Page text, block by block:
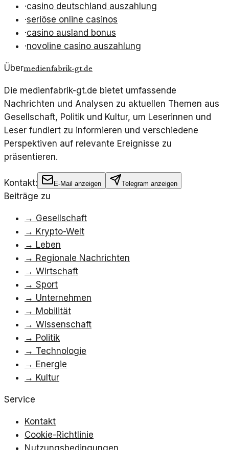
·casino deutschland auszahlung
·seriöse online casinos
·casino ausland bonus
·novoline casino auszahlung
Übermedienfabrik-gt.de
Die medienfabrik-gt.de bietet umfassende
Nachrichten und Analysen zu aktuellen Themen aus
Gesellschaft, Politik und Kultur, um Leserinnen und
Leser fundiert zu informieren und verschiedene
Perspektiven auf relevante Ereignisse zu
präsentieren.
Kontakt: E-Mail anzeigen Telegram anzeigen
Beiträge zu
→ Gesellschaft
→ Krypto-Welt
→ Leben
→ Regionale Nachrichten
→ Wirtschaft
→ Sport
→ Unternehmen
→ Mobilität
→ Wissenschaft
→ Politik
→ Technologie
→ Energie
→ Kultur
Service
Kontakt
Cookie-Richtlinie
Nutzungsbedingungen